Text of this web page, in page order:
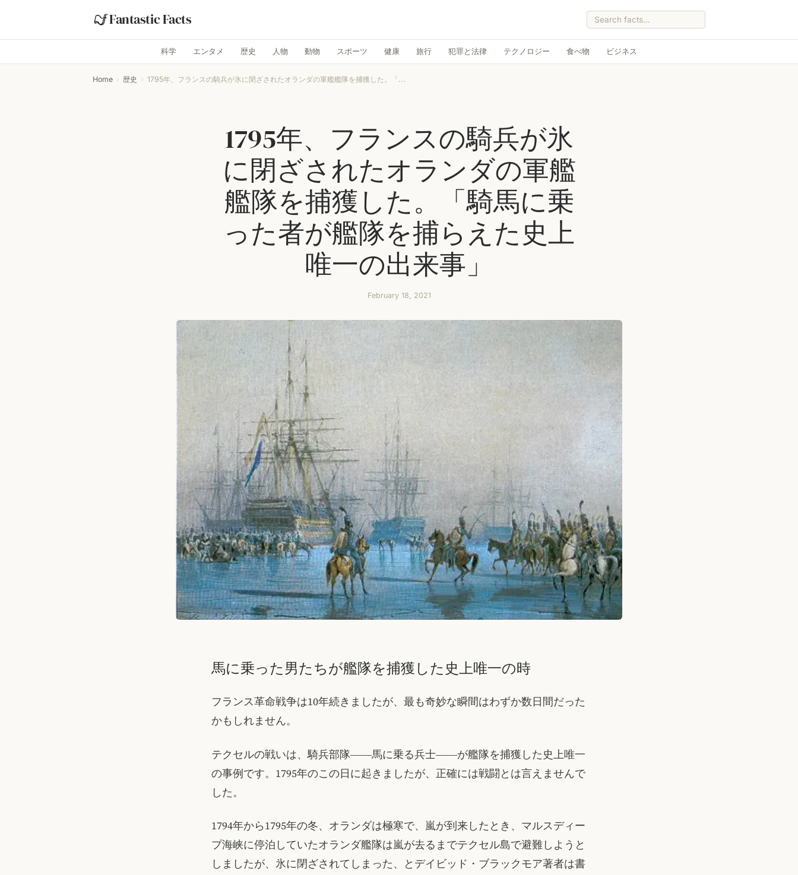
Fantastic Facts
科学 エンタメ 歴史 人物 動物 スポーツ 健康 旅行 犯罪と法律 テクノロジー 食べ物 ビジネス
Home › 歴史 › 1795年、フランスの騎兵が氷に閉ざされたオランダの軍艦艦隊を捕獲した。「...
1795年、フランスの騎兵が氷
に閉ざされたオランダの軍艦
艦隊を捕獲した。「騎馬に乗
った者が艦隊を捕らえた史上
唯一の出来事」
February 18, 2021
馬に乗った男たちが艦隊を捕獲した史上唯一の時
フランス革命戦争は10年続きましたが、最も奇妙な瞬間はわずか数日間だった
かもしれません。
テクセルの戦いは、騎兵部隊――馬に乗る兵士――が艦隊を捕獲した史上唯一
の事例です。1795年のこの日に起きましたが、正確には戦闘とは言えませんで
した。
1794年から1795年の冬、オランダは極寒で、嵐が到来したとき、マルスディー
プ海峡に停泊していたオランダ艦隊は嵐が去るまでテクセル島で避難しようと
しましたが、氷に閉ざされてしまった、とデイビッド・ブラックモア著者は書